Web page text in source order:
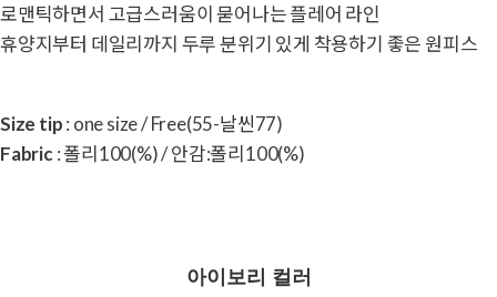
로맨틱하면서 고급스러움이 묻어나는 플레어 라인
휴양지부터 데일리까지 두루 분위기 있게 착용하기 좋은 원피스
Size tip: one size / Free(55-날씬77)
Fabric: 폴리100(%) / 안감:폴리100(%)
아이보리 컬러